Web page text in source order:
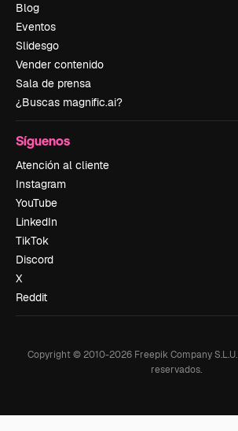
Blog
Eventos
Slidesgo
Vender contenido
Sala de prensa
¿Buscas magnific.ai?
Síguenos
Atención al cliente
Instagram
YouTube
LinkedIn
TikTok
Discord
X
Reddit
Copyright © 2010-2026 Freepik Company S.L.U.
reservados.